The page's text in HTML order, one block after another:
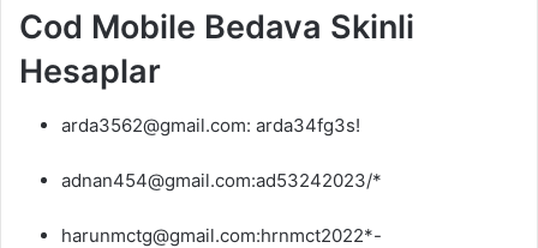
Cod Mobile Bedava Skinli
Hesaplar
arda3562@gmail.com: arda34fg3s!
adnan454@gmail.com:ad53242023/*
harunmctg@gmail.com:hrnmct2022*-